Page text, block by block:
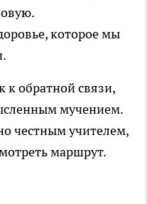
которое мы
к обратной связи,
мучением.
честным учителем,
маршрут.